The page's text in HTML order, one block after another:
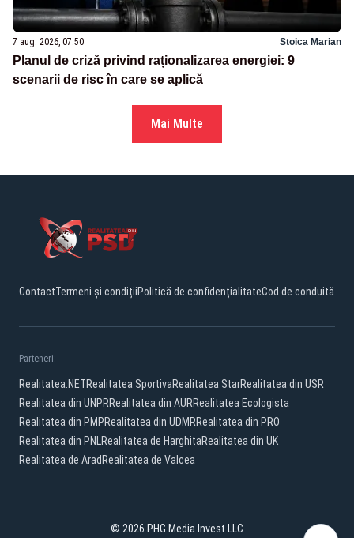
7 aug. 2026, 07:50 Stoica Marian
Planul de criză privind raționalizarea energiei: 9
scenarii de risc în care se aplică
Mai Multe
ContactTermeni și condițiiPolitică de confidențialitateCod de conduită
Parteneri:
Realitatea.NETRealitatea SportivaRealitatea StarRealitatea din USR
Realitatea din UNPRRealitatea din AURRealitatea Ecologista
Realitatea din PMPRealitatea din UDMRRealitatea din PRO
Realitatea din PNLRealitatea de HarghitaRealitatea din UK
Realitatea de Arad Realitatea de Valcea
© 2026 PHG Media Invest LLC